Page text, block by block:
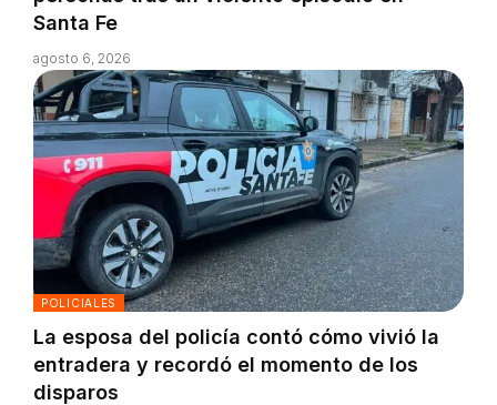
Santa Fe
agosto 6, 2026
POLICIALES
La esposa del policía contó cómo vivió la
entradera y recordó el momento de los
disparos